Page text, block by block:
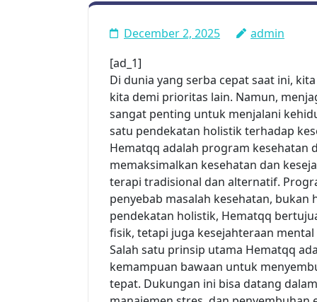
December 2, 2025
admin
[ad_1]
Di dunia yang serba cepat saat ini,
kita demi prioritas lain. Namun,
sangat penting untuk menjalani
satu pendekatan holistik terhadap
Hematqq adalah program kesehatan
memaksimalkan kesehatan dan
terapi tradisional dan alternatif.
penyebab masalah kesehatan,
pendekatan holistik, Hematqq
fisik, tetapi juga kesejahteraan
Salah satu prinsip utama Hematqq
kemampuan bawaan untuk
tepat. Dukungan ini bisa datang